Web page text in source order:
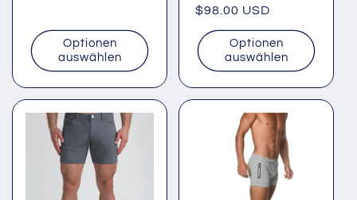
Optionen
auswählen
Normaler
Preis
$98.00 USD
Optionen
auswählen